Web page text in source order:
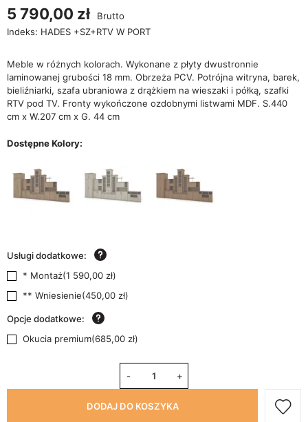
5 790,00 zł
Brutto
Indeks: HADES +SZ+RTV W PORT
Meble w różnych kolorach. Wykonane z płyty dwustronnie
laminowanej grubości 18 mm. Obrzeża PCV. Potrójna witryna, barek,
bieliźniarki, szafa ubraniowa z drążkiem na wieszaki i półką, szafki
RTV pod TV. Fronty wykończone ozdobnymi listwami MDF. S.440
cm x W.207 cm x G. 44 cm
Dostępne Kolory:
Usługi dodatkowe:
* Montaż(1 590,00 zł)
** Wniesienie(450,00 zł)
Opcje dodatkowe:
Okucia premium(685,00 zł)
- +
DODAJ DO KOSZYKA